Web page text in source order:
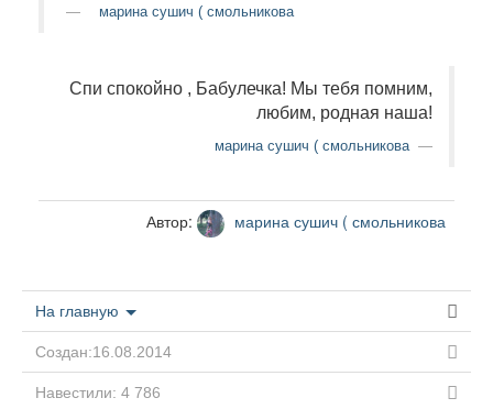
марина сушич ( смольникова
Спи спокойно , Бабулечка! Мы тебя помним,
любим, родная наша!
марина сушич ( смольникова
Автор: марина сушич ( смольникова
На главную
Создан:16.08.2014
Навестили: 4 786